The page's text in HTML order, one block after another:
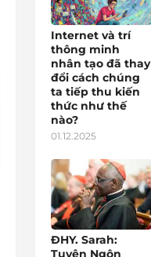
Internet và trí
thông minh
nhân tạo đã thay
đổi cách chúng
ta tiếp thu kiến
thức như thế
nào?
01.12.2025
ĐHY. Sarah:
Tuyên Ngôn